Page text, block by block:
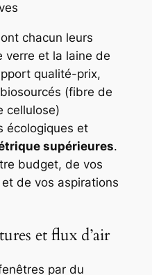
chacun leurs
verre et la laine de
qualité-prix,
(fibre de
cellulose)
écologiques et
supérieures.
budget, de vos
de vos aspirations
et flux d’air
par du